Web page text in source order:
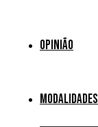
Opinião
Modalidades